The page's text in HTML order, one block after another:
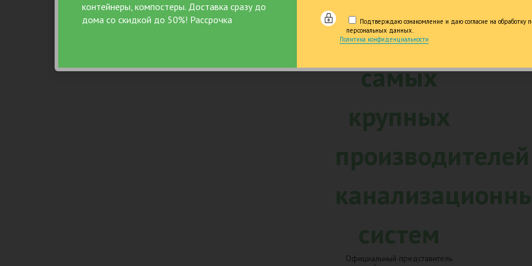
Честность и качество
15 лет специализация по
канализации, 23 года опыта в
Официальный представитель
гарантии на
контейнеры, компостеры. Доставка сразу до
дома со скидкой до 50%! Рассрочка
Подтверждаю ознакомление и даю согласие на обработку
персональных данных.
Политика конфиденциальности